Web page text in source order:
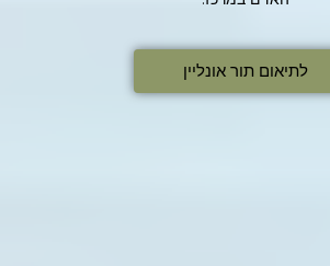
לתיאום תור אונליין